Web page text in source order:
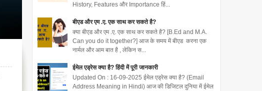
History, Features और Importance हिं...
बीएड और एम .ए. एक साथ कर सकते है?
क्या बीएड और एम .ए. एक साथ कर सकते है? [B.Ed and M.A.
Can you do it together?] आज के समय में बीएड करना एक
नार्मल और आम बात है , लेकिन स...
ईमेल एड्रेस क्या है? हिंदी में पूरी जानकारी
Updated On : 16-09-2025 ईमेल एड्रेस क्या है? (Email
Address Meaning in Hindi) आज की डिजिटल दुनिया में ईमेल